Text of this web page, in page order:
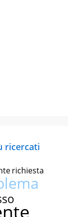
ricercati
richiesta